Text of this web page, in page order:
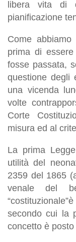
libera vita di
pianificazione
Come
prima di
fosse passata,
questione degli
una vicenda
volte
Corte
misura ed al
La prima
utilità del
2359 del 1865
venale del
secondo cui la
concetto è